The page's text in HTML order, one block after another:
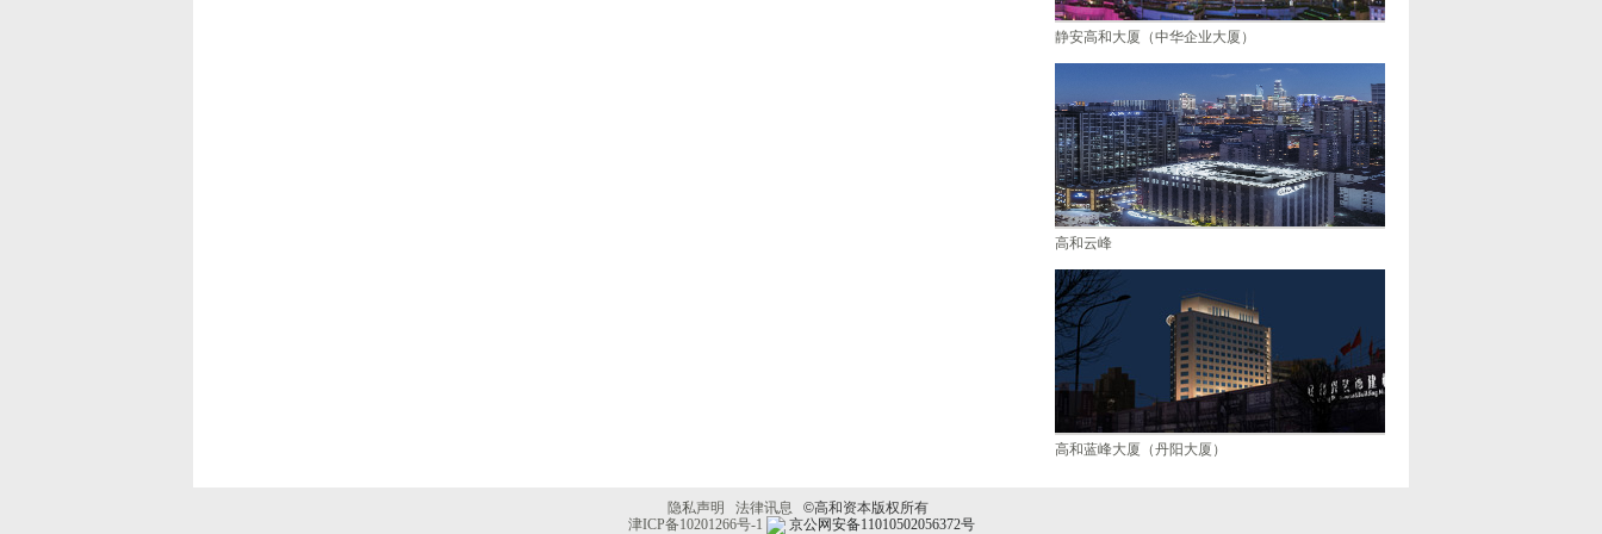
静安高和大厦（中华企业大厦）
高和云峰
高和蓝峰大厦（丹阳大厦）
隐私声明 法律讯息 ©高和资本版权所有
津ICP备10201266号-1
京公网安备11010502056372号